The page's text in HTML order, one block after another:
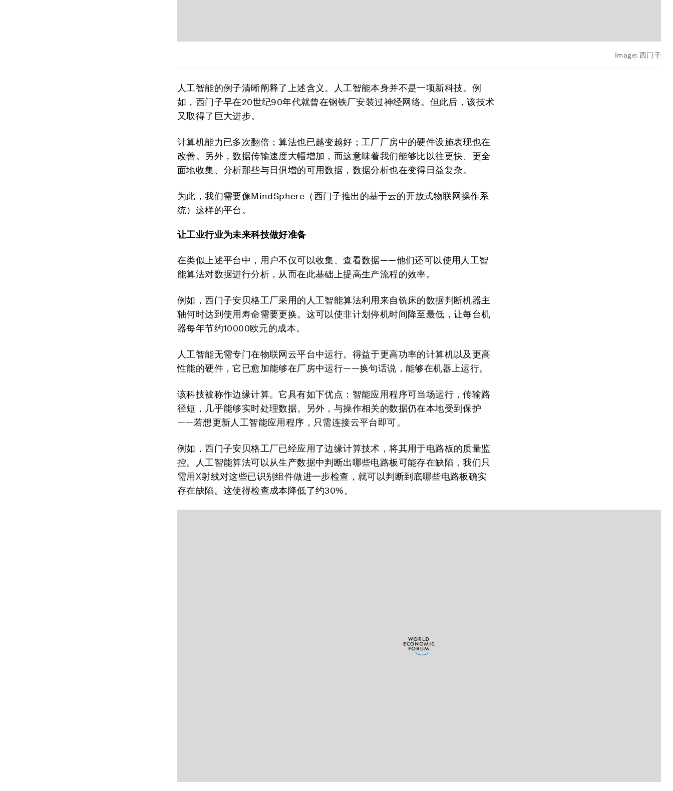
Image: 西门子
人工智能的例子清晰阐释了上述含义。人工智能本身并不是一项新科技。例
如，西门子早在20世纪90年代就曾在钢铁厂安装过神经网络。但此后，该技术
又取得了巨大进步。
计算机能力已多次翻倍；算法也已越变越好；工厂厂房中的硬件设施表现也在
改善。另外，数据传输速度大幅增加，而这意味着我们能够比以往更快、更全
面地收集、分析那些与日俱增的可用数据，数据分析也在变得日益复杂。
为此，我们需要像MindSphere（西门子推出的基于云的开放式物联网操作系
统）这样的平台。
让工业行业为未来科技做好准备
在类似上述平台中，用户不仅可以收集、查看数据——他们还可以使用人工智
能算法对数据进行分析，从而在此基础上提高生产流程的效率。
例如，西门子安贝格工厂采用的人工智能算法利用来自铣床的数据判断机器主
轴何时达到使用寿命需要更换。这可以使非计划停机时间降至最低，让每台机
器每年节约10000欧元的成本。
人工智能无需专门在物联网云平台中运行。得益于更高功率的计算机以及更高
性能的硬件，它已愈加能够在厂房中运行——换句话说，能够在机器上运行。
该科技被称作边缘计算。它具有如下优点：智能应用程序可当场运行，传输路
径短，几乎能够实时处理数据。另外，与操作相关的数据仍在本地受到保护
——若想更新人工智能应用程序，只需连接云平台即可。
例如，西门子安贝格工厂已经应用了边缘计算技术，将其用于电路板的质量监
控。人工智能算法可以从生产数据中判断出哪些电路板可能存在缺陷，我们只
需用X射线对这些已识别组件做进一步检查，就可以判断到底哪些电路板确实
存在缺陷。这使得检查成本降低了约30%。